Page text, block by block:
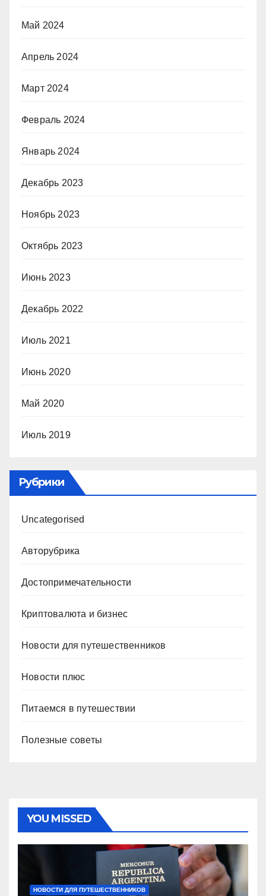
Май 2024
Апрель 2024
Март 2024
Февраль 2024
Январь 2024
Декабрь 2023
Ноябрь 2023
Октябрь 2023
Июнь 2023
Декабрь 2022
Июль 2021
Июнь 2020
Май 2020
Июль 2019
Рубрики
Uncategorised
Авторубрика
Достопримечательности
Криптовалюта и бизнес
Новости для путешественников
Новости плюс
Питаемся в путешествии
Полезные советы
YOU MISSED
НОВОСТИ ДЛЯ ПУТЕШЕСТВЕННИКОВ